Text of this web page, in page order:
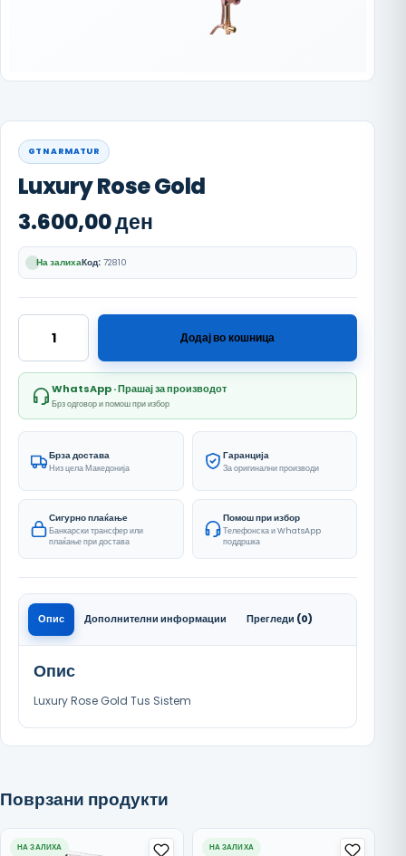
GTN ARMATUR
Luxury Rose Gold
3.600,00ден
На залихаКод: 72810
Luxury Rose Gold количина
Додај во кошница
WhatsApp · Прашај за производот
Брз одговор и помош при избор
Брза достава
Низ цела Македонија
Гаранција
За оригинални производи
Сигурно плаќање
Банкарски трансфер или
плаќање при достава
Помош при избор
Телефонска и WhatsApp
поддршка
Опис Дополнителни информации Прегледи (0)
Опис
Luxury Rose Gold Tus Sistem
Поврзани продукти
НА ЗАЛИХА НА ЗАЛИХА